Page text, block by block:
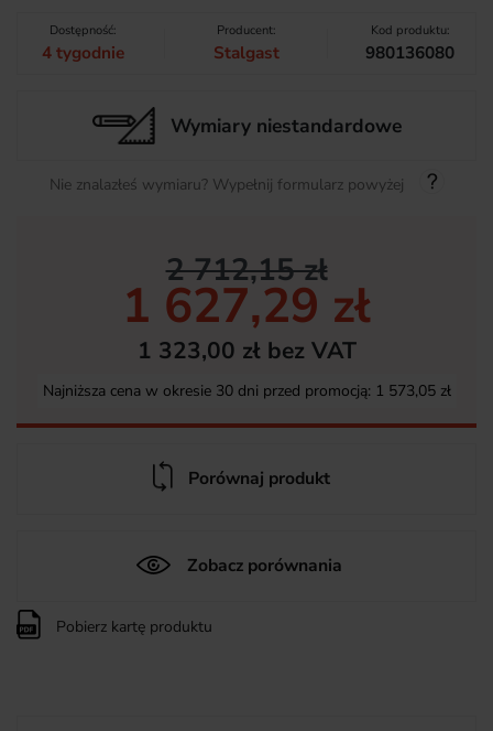
Dostępność:
4 tygodnie
Producent:
Stalgast
Kod produktu:
980136080
Wymiary niestandardowe
Nie znalazłeś wymiaru? Wypełnij formularz powyżej
2 712,15 zł
1 627,29 zł
1 323,00 zł bez VAT
Najniższa cena w okresie 30 dni przed promocją: 1 573,05 zł
Porównaj produkt
Zobacz porównania
Pobierz kartę produktu